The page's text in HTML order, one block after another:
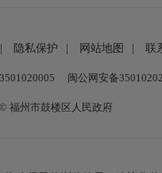
隐私保护 网站地图 联
闽公网安备
福州市鼓楼区人民政府